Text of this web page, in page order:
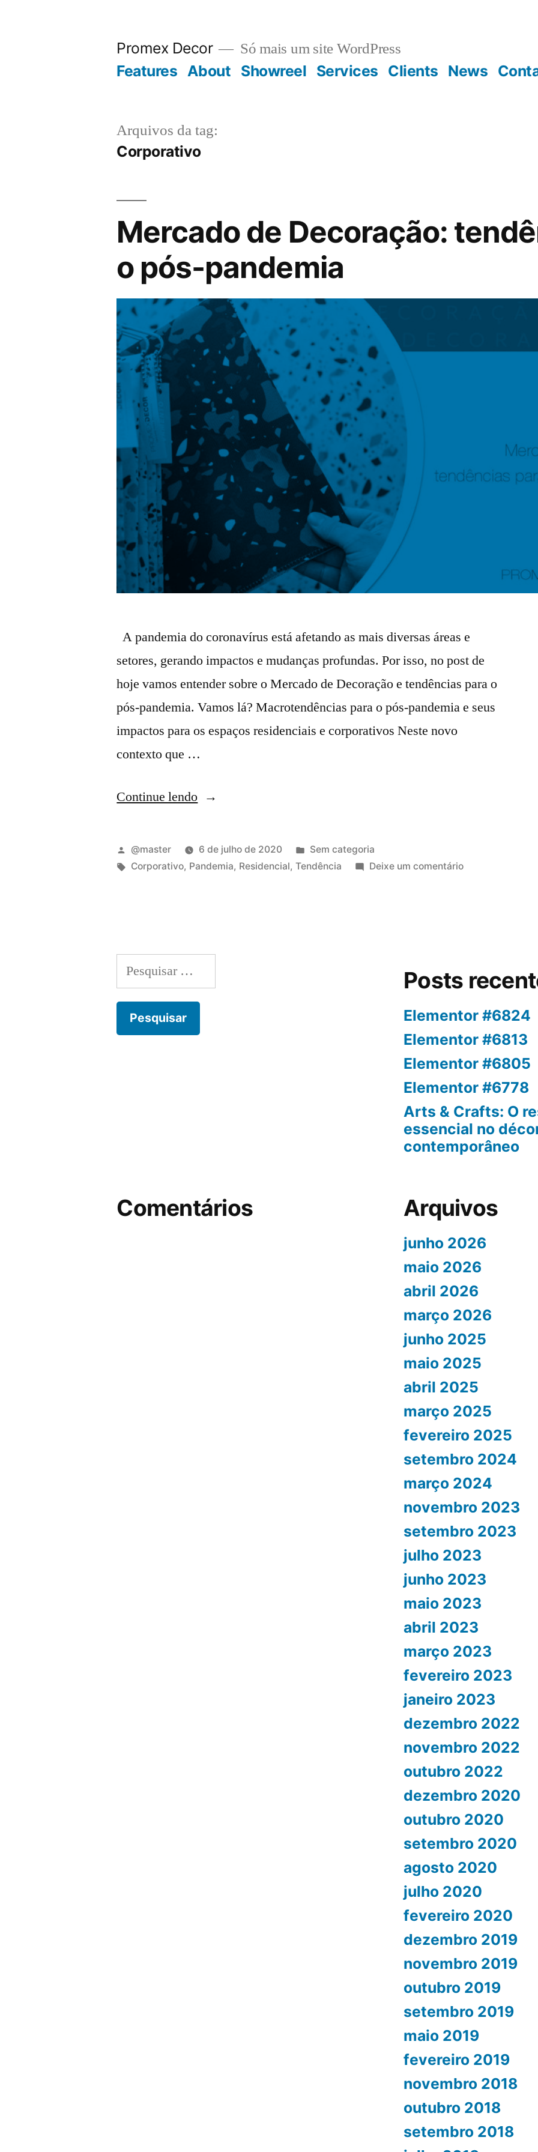
Promex Decor Só mais um site WordPress
Features About Showreel Services Clients News
Arquivos da tag:
Corporativo
Mercado de Decoração:
o pós-pandemia
A pandemia do coronavírus está afetando as mais diversas áreas e
setores, gerando impactos e mudanças profundas. Por isso, no post de
hoje vamos entender sobre o Mercado de Decoração e tendências para o
pós-pandemia. Vamos lá? Macrotendências para o pós-pandemia e seus
impactos para os espaços residenciais e corporativos Neste novo
contexto que …
Continue lendo
@master 6 de julho de 2020
Sem categoria
Corporativo, Pandemia, Residencial,Tendência Deixe um comentário
Posts
Elementor #6824
Elementor #6813
Elementor #6805
Elementor #6778
Arts & Crafts: O
essencial no
contemporâneo
Comentários Arquivos
junho 2026
maio 2026
abril 2026
março 2026
junho 2025
maio 2025
abril 2025
março 2025
fevereiro 2025
setembro 2024
março 2024
novembro 2023
setembro 2023
julho 2023
junho 2023
maio 2023
abril 2023
março 2023
fevereiro 2023
janeiro 2023
dezembro 2022
novembro 2022
outubro 2022
dezembro 2020
outubro 2020
setembro 2020
agosto 2020
julho 2020
fevereiro 2020
dezembro 2019
novembro 2019
outubro 2019
setembro 2019
maio 2019
fevereiro 2019
novembro 2018
outubro 2018
setembro 2018